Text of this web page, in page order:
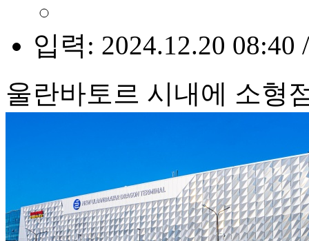
입력: 2024.12.20 08:40
울란바토르 시내에 소형